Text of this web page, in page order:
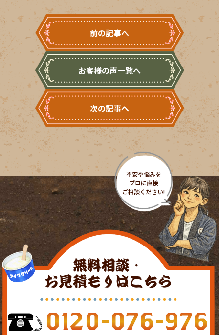
前の記事へ
お客様の声一覧へ
次の記事へ
無料相談・
お見積もりはこちら
0120-076-976